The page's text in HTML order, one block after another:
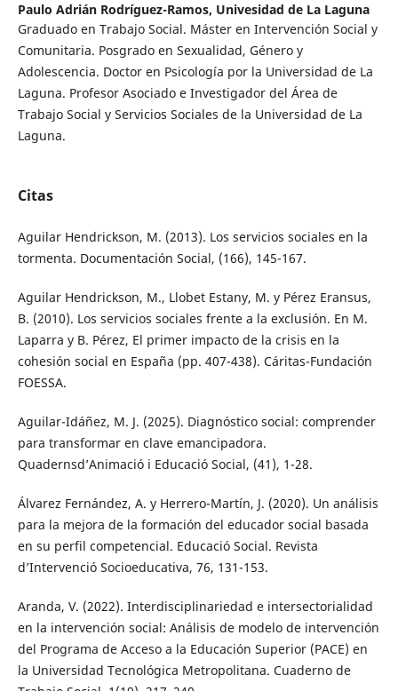
Paulo Adrián Rodríguez-Ramos, Univesidad de La Laguna
Graduado en Trabajo Social. Máster en Intervención Social y
Comunitaria. Posgrado en Sexualidad, Género y
Adolescencia. Doctor en Psicología por la Universidad de La
Laguna. Profesor Asociado e Investigador del Área de
Trabajo Social y Servicios Sociales de la Universidad de La
Laguna.
Citas
Aguilar Hendrickson, M. (2013). Los servicios sociales en la
tormenta. Documentación Social, (166), 145-167.
Aguilar Hendrickson, M., Llobet Estany, M. y Pérez Eransus,
B. (2010). Los servicios sociales frente a la exclusión. En M.
Laparra y B. Pérez, El primer impacto de la crisis en la
cohesión social en España (pp. 407-438). Cáritas-Fundación
FOESSA.
Aguilar-Idáñez, M. J. (2025). Diagnóstico social: comprender
para transformar en clave emancipadora.
Quadernsd’Animació i Educació Social, (41), 1-28.
Álvarez Fernández, A. y Herrero-Martín, J. (2020). Un análisis
para la mejora de la formación del educador social basada
en su perfil competencial. Educació Social. Revista
d’Intervenció Socioeducativa, 76, 131-153.
Aranda, V. (2022). Interdisciplinariedad e intersectorialidad
en la intervención social: Análisis de modelo de intervención
del Programa de Acceso a la Educación Superior (PACE) en
la Universidad Tecnológica Metropolitana. Cuaderno de